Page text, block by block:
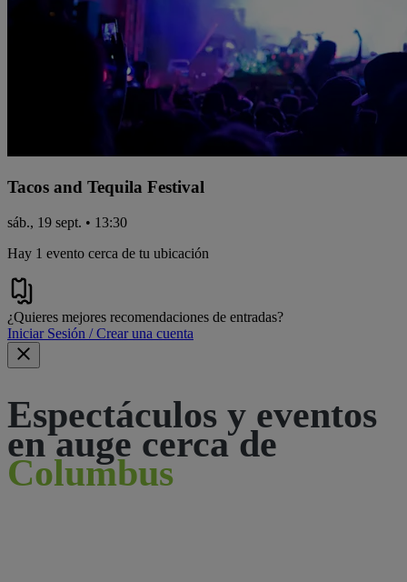
Tacos and Tequila Festival
sáb., 19 sept. • 13:30
Hay 1 evento cerca de tu ubicación
¿Quieres mejores recomendaciones de entradas?
Iniciar Sesión / Crear una cuenta
Espectáculos y eventos
en auge cerca de
Columbus